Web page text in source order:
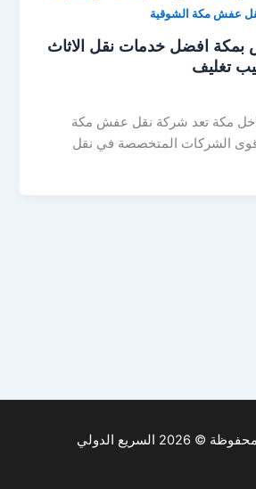
عفش مكة الشوقية
افضل خدمات نقل الاثاث
تغليف
مكة تعد شركة نقل عفش مكة
الشركات المتخصصة في نقل
السريع الدولي